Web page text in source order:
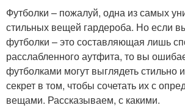
Футболки – пожалуй, одна из самых
стильных вещей гардероба. Но если
футболки – это составляющая лишь
расслабленного аутфита, то вы
футболками могут выглядеть стильно
секрет в том, чтобы сочетать их с
вещами. Рассказываем, с какими.